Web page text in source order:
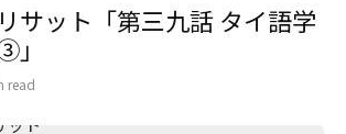
サット「第三九話 タイ語学
read